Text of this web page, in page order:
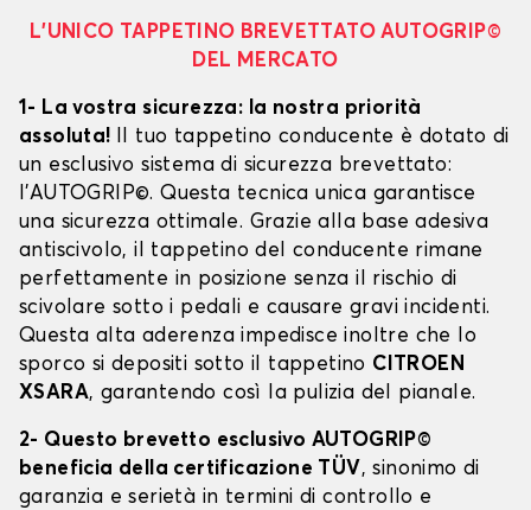
L’UNICO TAPPETINO BREVETTATO AUTOGRIP©
DEL MERCATO
1- La vostra sicurezza: la nostra priorità
assoluta! Il tuo tappetino conducente è dotato di
un esclusivo sistema di sicurezza brevettato:
l’AUTOGRIP©. Questa tecnica unica garantisce
una sicurezza ottimale. Grazie alla base adesiva
antiscivolo, il tappetino del conducente rimane
perfettamente in posizione senza il rischio di
scivolare sotto i pedali e causare gravi incidenti.
Questa alta aderenza impedisce inoltre che lo
sporco si depositi sotto il tappetino CITROEN
XSARA, garantendo così la pulizia del pianale.
2- Questo brevetto esclusivo AUTOGRIP©
beneficia della certificazione TÜV, sinonimo di
garanzia e serietà in termini di controllo e